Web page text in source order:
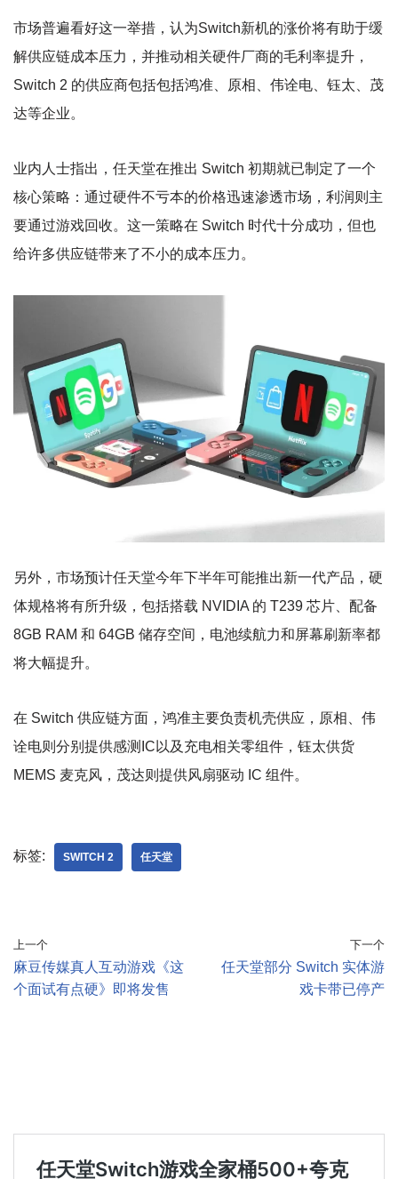
市场普遍看好这一举措，认为Switch新机的涨价将有助于缓
解供应链成本压力，并推动相关硬件厂商的毛利率提升，
Switch 2 的供应商包括包括鸿准、原相、伟诠电、钰太、茂
达等企业。
业内人士指出，任天堂在推出 Switch 初期就已制定了一个
核心策略：通过硬件不亏本的价格迅速渗透市场，利润则主
要通过游戏回收。这一策略在 Switch 时代十分成功，但也
给许多供应链带来了不小的成本压力。
另外，市场预计任天堂今年下半年可能推出新一代产品，硬
体规格将有所升级，包括搭载 NVIDIA 的 T239 芯片、配备
8GB RAM 和 64GB 储存空间，电池续航力和屏幕刷新率都
将大幅提升。
在 Switch 供应链方面，鸿准主要负责机壳供应，原相、伟
诠电则分别提供感测IC以及充电相关零组件，钰太供货
MEMS 麦克风，茂达则提供风扇驱动 IC 组件。
标签: SWITCH 2 任天堂
上一个
麻豆传媒真人互动游戏《这
个面试有点硬》即将发售
下一个
任天堂部分 Switch 实体游
戏卡带已停产